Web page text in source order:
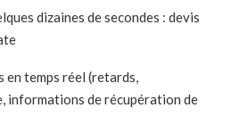
dizaines de secondes : devis
en temps réel (retards,
informations de récupération de